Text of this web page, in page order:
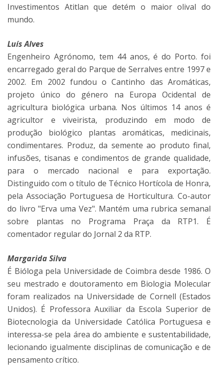
Investimentos Atitlan que detém o maior olival do
mundo.
Luís Alves
Engenheiro Agrónomo, tem 44 anos, é do Porto. foi
encarregado geral do Parque de Serralves entre 1997 e
2002. Em 2002 fundou o Cantinho das Aromáticas,
projeto único do género na Europa Ocidental de
agricultura biológica urbana. Nos últimos 14 anos é
agricultor e viveirista, produzindo em modo de
produção biológico plantas aromáticas, medicinais,
condimentares. Produz, da semente ao produto final,
infusões, tisanas e condimentos de grande qualidade,
para o mercado nacional e para exportação.
Distinguido com o título de Técnico Hortícola de Honra,
pela Associação Portuguesa de Horticultura. Co-autor
do livro "Erva uma Vez". Mantém uma rubrica semanal
sobre plantas no Programa Praça da RTP1. É
comentador regular do Jornal 2 da RTP.
Margarida Silva
É Bióloga pela Universidade de Coimbra desde 1986. O
seu mestrado e doutoramento em Biologia Molecular
foram realizados na Universidade de Cornell (Estados
Unidos). É Professora Auxiliar da Escola Superior de
Biotecnologia da Universidade Católica Portuguesa e
interessa-se pela área do ambiente e sustentabilidade,
lecionando igualmente disciplinas de comunicação e de
pensamento crítico.